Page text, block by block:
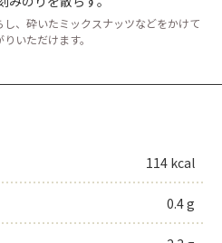
、砕いたミックスナッツなどをかけて
いただけます。
114 kcal
0.4 g